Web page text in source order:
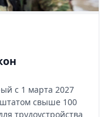
с 1 марта 2027
штатом свыше 100
трудоустройства